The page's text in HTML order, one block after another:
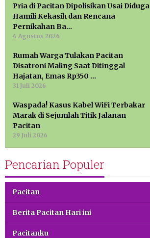
Pria di Pacitan Dipolisikan Usai Diduga
Hamili Kekasih dan Rencana
Pernikahan Ba…
4 Agustus 2026
Rumah Warga Tulakan Pacitan
Disatroni Maling Saat Ditinggal
Hajatan, Emas Rp350 …
31 Juli 2026
Waspada! Kasus Kabel WiFi Terbakar
Marak di Sejumlah Titik Jalanan
Pacitan
29 Juli 2026
Pencarian Populer
Pacitan
Berita Pacitan Hari ini
Pacitanku